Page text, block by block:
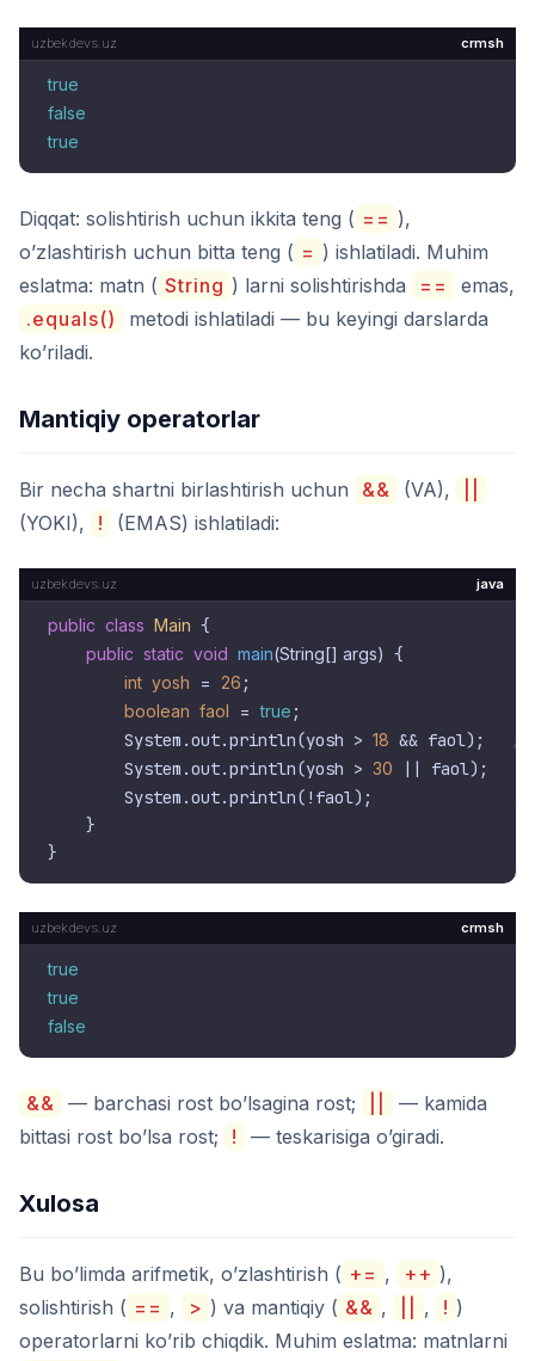
crmsh
true
false
true
Diqqat: solishtirish uchun ikkita teng ( == ),
o’zlashtirish uchun bitta teng ( = ) ishlatiladi. Muhim
eslatma: matn ( String ) larni solishtirishda ==
emas,
.equals()
metodi ishlatiladi — bu keyingi darslarda
ko’riladi.
Mantiqiy operatorlar
Bir necha shartni birlashtirish uchun && (VA),
(YOKI),
! (EMAS) ishlatiladi:
java
public class Main {
public static void main(String[] args) {
int yosh = 26 ;
boolean faol = true ;
        System.out.println(yosh >
18 && faol); //
        System.out.println(yosh >
30 || faol);
        System.out.println(!faol);
    }
crmsh
true
true
false
&& — barchasi rost bo’lsagina rost;
— kamida
bittasi rost bo’lsa rost;
! — teskarisiga o’giradi.
Xulosa
Bu bo’limda arifmetik, o’zlashtirish ( += , ++ ),
solishtirish ( == , > ) va mantiqiy ( && , , ! )
operatorlarni ko’rib chiqdik. Muhim eslatma: matnlarni